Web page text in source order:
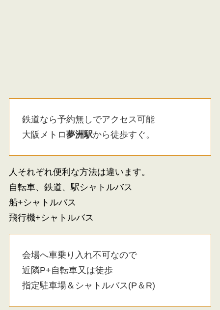
鉄道なら予約無しでアクセス可能
大阪メトロ夢洲駅から徒歩すぐ。
人それぞれ便利な方法は違います。
自転車、鉄道、駅シャトルバス
船+シャトルバス
飛行機+シャトルバス
会場へ車乗り入れ不可なので
近隣P+自転車又は徒歩
指定駐車場＆シャトルバス(P＆R)